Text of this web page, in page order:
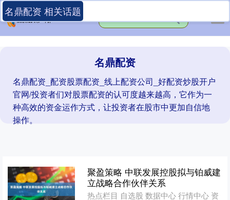
名鼎配资
名鼎配资_配资股票配资_线上配资公司_好配资炒股开户
官网/投资者们对股票配资的认可度越来越高，它作为一
种高效的资金运作方式，让投资者在股市中更加自信地
操作。
名鼎配资 相关话题
聚盈策略 中联发展控股拟与铂威建
立战略合作伙伴关系
热点栏目 自选股 数据中心 行情中心 资